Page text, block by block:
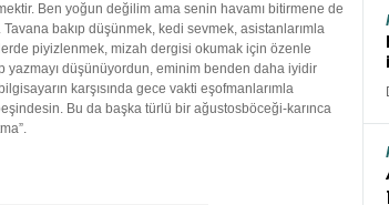
Ben yoğun değilim ama senin havamı bitirmene de
bakıp düşünmek, kedi sevmek, asistanlarımla
piyizlenmek, mizah dergisi okumak için özenle
düşünüyordun, eminim benden daha iyidir
karşısında gece vakti eşofmanlarımla
Bu da başka türlü bir ağustosböceği-karınca